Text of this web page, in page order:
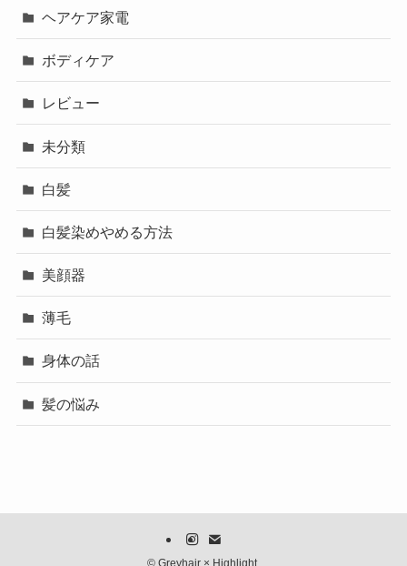
ヘアケア家電
ボディケア
レビュー
未分類
白髪
白髪染めやめる方法
美顔器
薄毛
身体の話
髪の悩み
© Greyhair × Highlight.